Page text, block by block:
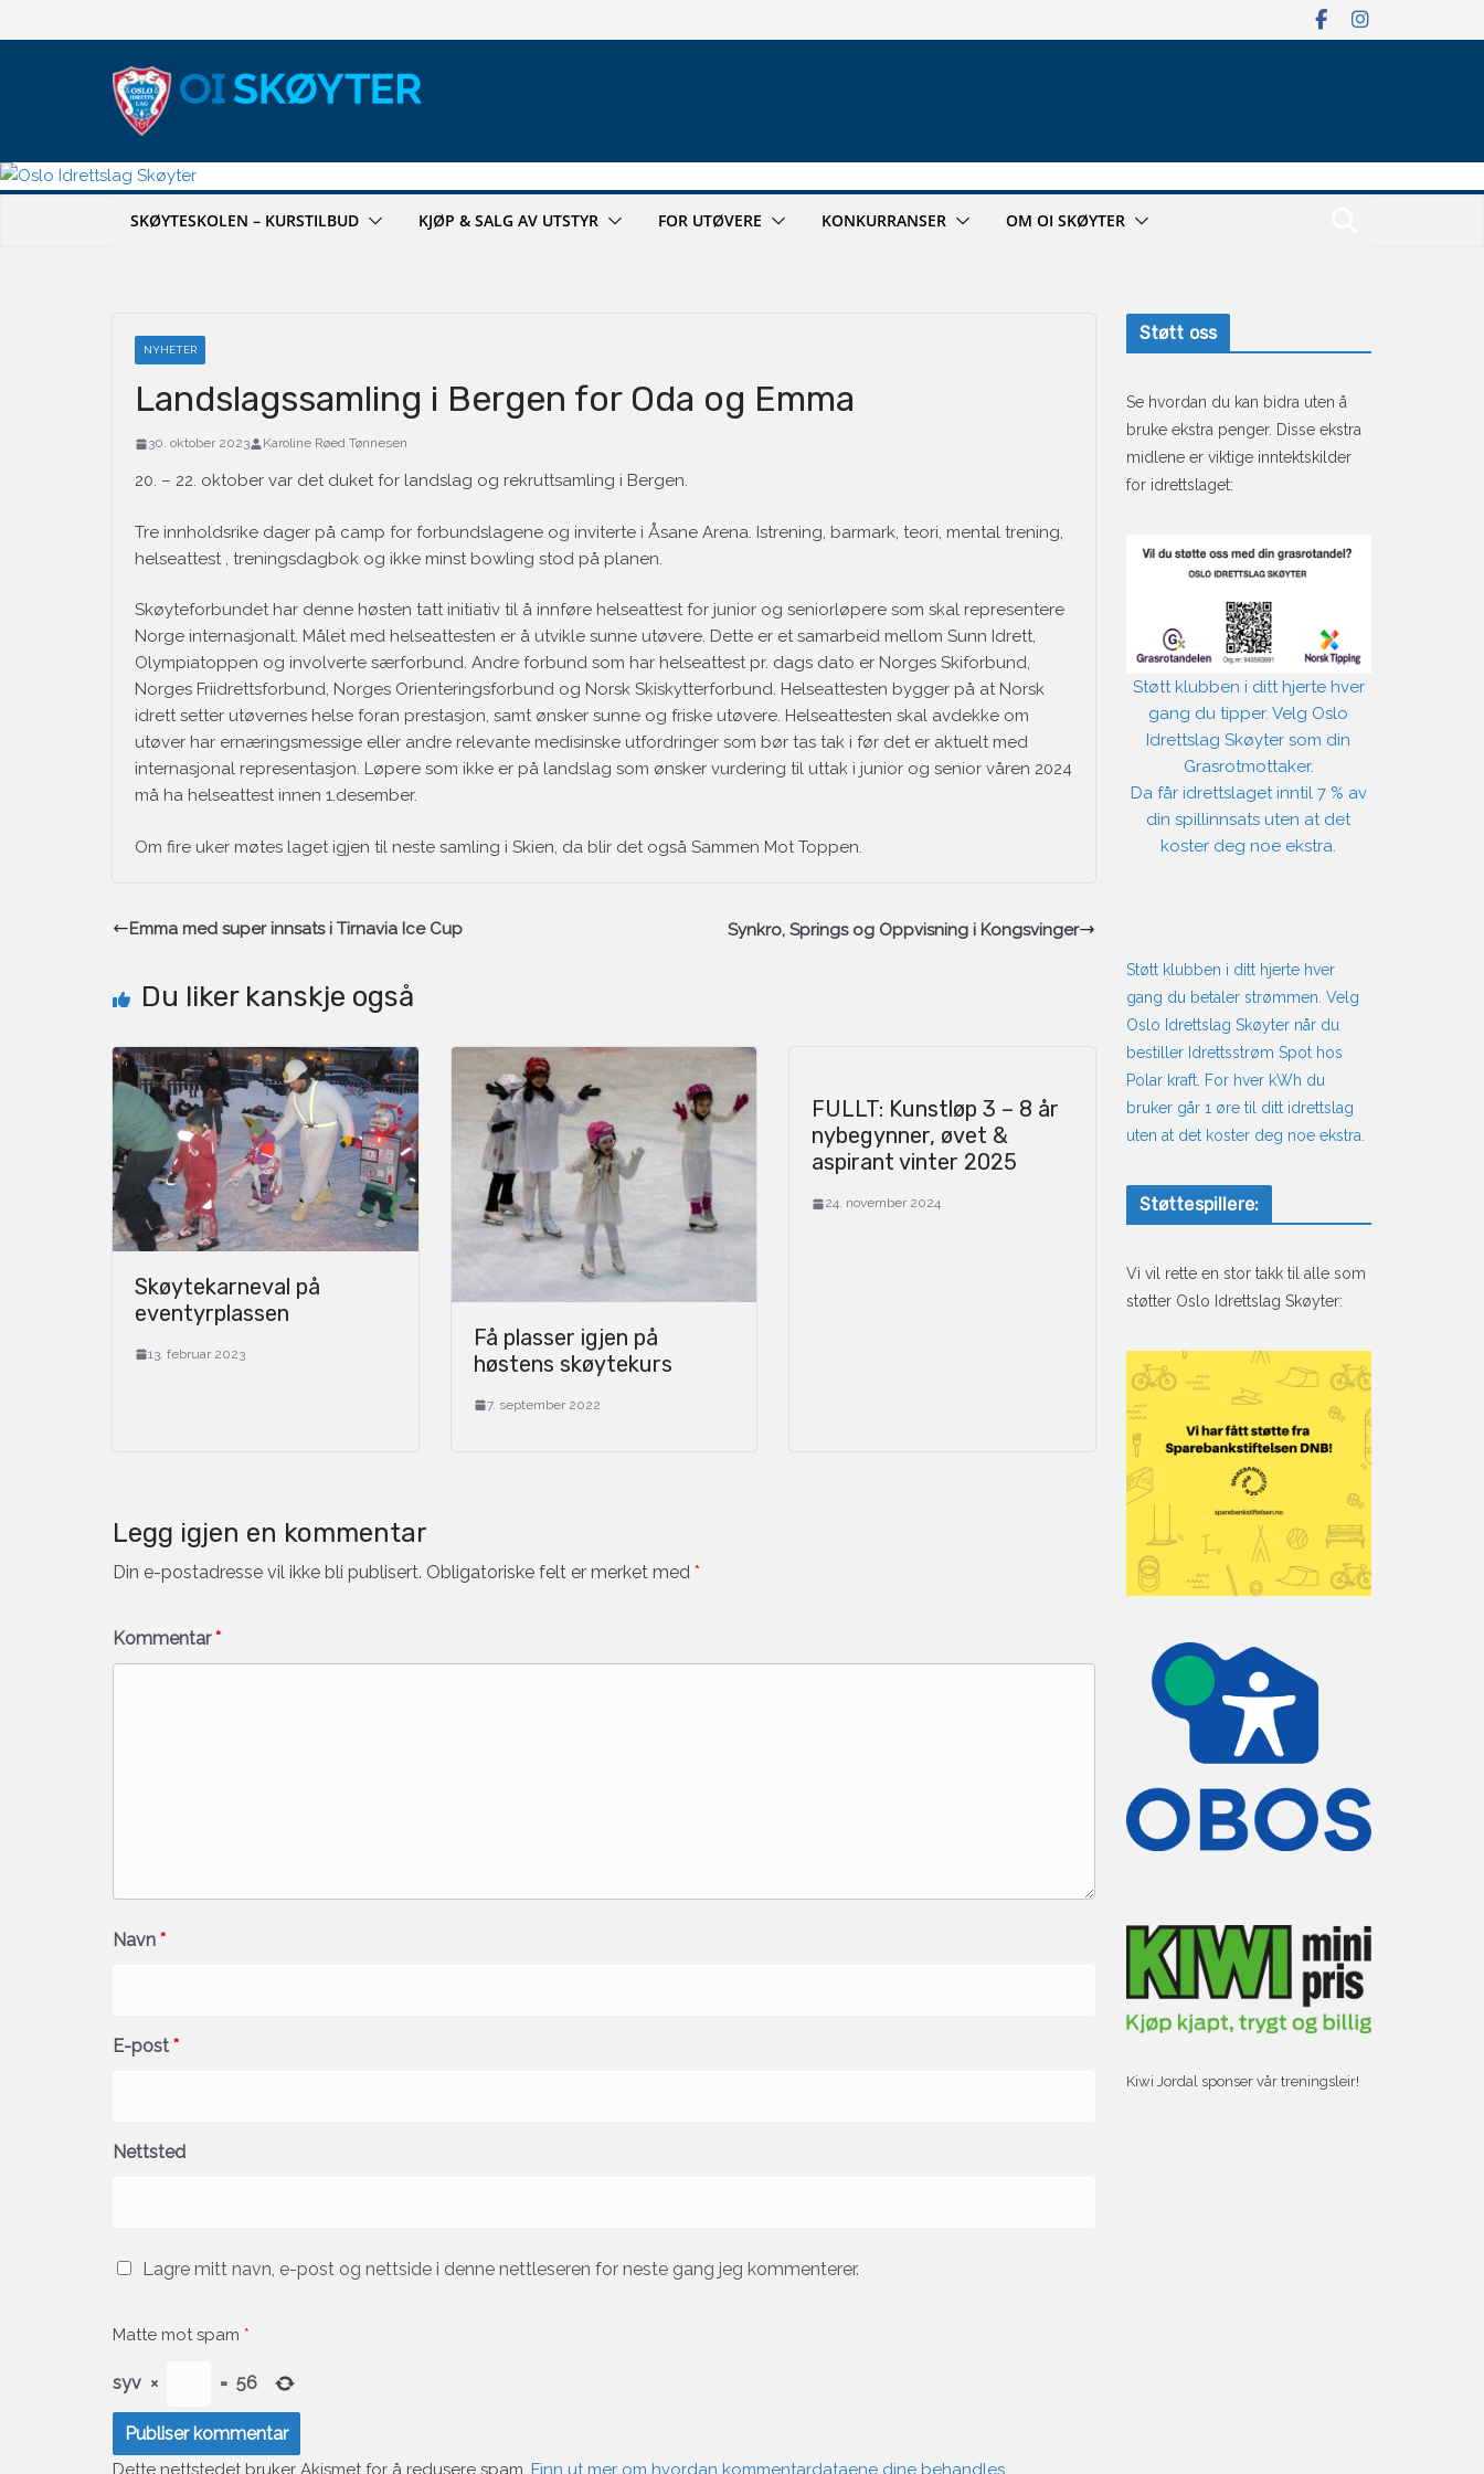
til
SKØYTESKOLEN – KURSTILBUD KJØP & SALG AV UTSTYR FOR UTØVERE KONKURRANSER OM OI SKØYTER
NYHETER
Landslagssamling i Bergen for Oda og Emma
30. oktober 2023 Karoline Røed Tønnesen
20. – 22. oktober var det duket for landslag og rekruttsamling i Bergen.
Tre innholdsrike dager på camp for forbundslagene og inviterte i Åsane Arena. Istrening, barmark, teori, mental trening,
helseattest , treningsdagbok og ikke minst bowling stod på planen.
Skøyteforbundet har denne høsten tatt initiativ til å innføre helseattest for junior og seniorløpere som skal representere
Norge internasjonalt. Målet med helseattesten er å utvikle sunne utøvere. Dette er et samarbeid mellom Sunn Idrett,
Olympiatoppen og involverte særforbund. Andre forbund som har helseattest pr. dags dato er Norges Skiforbund,
Norges Friidrettsforbund, Norges Orienteringsforbund og Norsk Skiskytterforbund. Helseattesten bygger på at Norsk
idrett setter utøvernes helse foran prestasjon, samt ønsker sunne og friske utøvere. Helseattesten skal avdekke om
utøver har ernæringsmessige eller andre relevante medisinske utfordringer som bør tas tak i før det er aktuelt med
internasjonal representasjon. Løpere som ikke er på landslag som ønsker vurdering til uttak i junior og senior våren 2024
må ha helseattest innen 1.desember.
Om fire uker møtes laget igjen til neste samling i Skien, da blir det også Sammen Mot Toppen.
Emma med super innsats i Tirnavia Ice Cup Synkro, Springs og Oppvisning i Kongsvinger
Du liker kanskje også
Skøytekarneval på
eventyrplassen
13. februar 2023
Få plasser igjen på
høstens skøytekurs
7. september 2022
FULLT: Kunstløp 3 – 8 år
nybegynner, øvet &
aspirant vinter 2025
24. november 2024
Legg igjen en kommentar
Din e-postadresse vil ikke bli publisert. Obligatoriske felt er merket med *
Kommentar*
Navn *
E-post *
Nettsted
Lagre mitt navn, e-post og nettside i denne nettleseren for neste gang jeg kommenterer.
Matte mot spam *
syv × = 56
Dette nettstedet bruker Akismet for å redusere spam. Finn ut mer om hvordan kommentardataene dine behandles.
Støtt oss
Se hvordan du kan bidra uten å
bruke ekstra penger. Disse ekstra
midlene er viktige inntektskilder
for idrettslaget:
Støtt klubben i ditt hjerte hver
gang du tipper. Velg Oslo
Idrettslag Skøyter som din
Grasrotmottaker.
Da får idrettslaget inntil 7 % av
din spillinnsats uten at det
koster deg noe ekstra.
Støtt klubben i ditt hjerte hver
gang du betaler strømmen. Velg
Oslo Idrettslag Skøyter når du
bestiller Idrettsstrøm Spot hos
Polar kraft. For hver kWh du
bruker går 1 øre til ditt idrettslag
uten at det koster deg noe ekstra.
Støttespillere:
Vi vil rette en stor takk til alle som
støtter Oslo Idrettslag Skøyter:
Kiwi Jordal sponser vår treningsleir!